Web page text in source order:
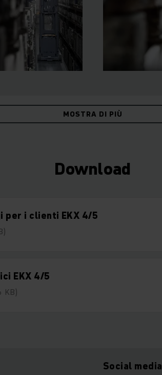
MOSTRA DI PIÙ
Download
per i clienti EKX 4/5
EKX 4/5
KB)
Social media